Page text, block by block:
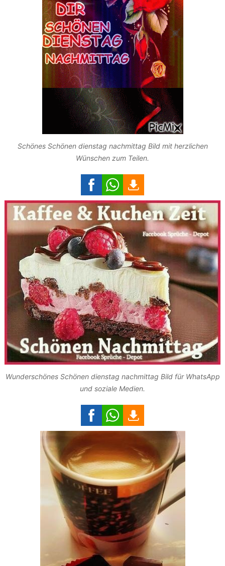
Schönes Schönen dienstag nachmittag Bild mit herzlichen
Wünschen zum Teilen.
Wunderschönes Schönen dienstag nachmittag Bild für WhatsApp
und soziale Medien.